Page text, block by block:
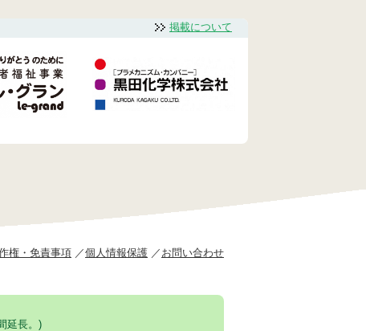
掲載について
権・免責事項 個人情報保護 お問い合わせ
延長。)